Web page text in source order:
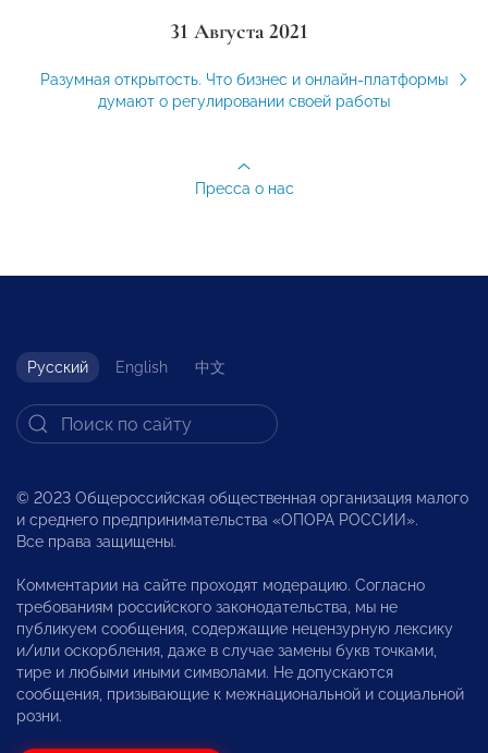
31 Августа 2021
Разумная открытость. Что бизнес и онлайн-платформы
думают о регулировании своей работы
Пресса о нас
Русский English 中文
© 2023 Общероссийская общественная организация малого
и среднего предпринимательства «ОПОРА РОССИИ».
Все права защищены.
Комментарии на сайте проходят модерацию. Согласно
требованиям российского законодательства, мы не
публикуем сообщения, содержащие нецензурную лексику
и/или оскорбления, даже в случае замены букв точками,
тире и любыми иными символами. Не допускаются
сообщения, призывающие к межнациональной и социальной
розни.